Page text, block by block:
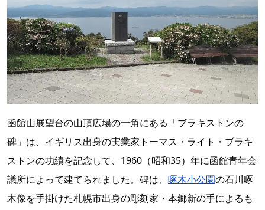
函館山展望台の山頂広場の一角にある「ブラキストンの
碑」は、イギリス出身の実業家トーマス・ライト・ブラキ
ストンの功績を記念して、1960（昭和35）年に函館青年会
議所によって建てられました。碑は、 啄木小公園の石川啄
木像を手掛けた札幌市出身の彫刻家・本郷新の手によるも